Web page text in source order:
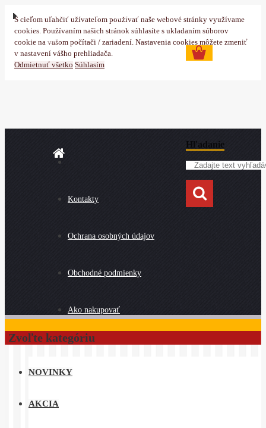
S cieľom uľahčiť užívateľom používať naše webové stránky využívame
cookies. Používaním našich stránok súhlasíte s ukladaním súborov
cookie na vašom počítači / zariadení. Nastavenia cookies môžete zmeniť
v nastavení vášho prehliadača.
Odmietnuť všetko Súhlasím
Kontakty
Ochrana osobných údajov
Obchodné podmienky
Ako nakupovať
Hľadanie
Prihlásenie Nová registrácia
0 ks
Zvoľte kategóriu
NOVINKY
AKCIA